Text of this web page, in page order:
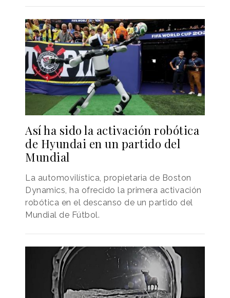
Así ha sido la activación robótica
de Hyundai en un partido del
Mundial
La automovilística, propietaria de Boston
Dynamics, ha ofrecido la primera activación
robótica en el descanso de un partido del
Mundial de Fútbol.